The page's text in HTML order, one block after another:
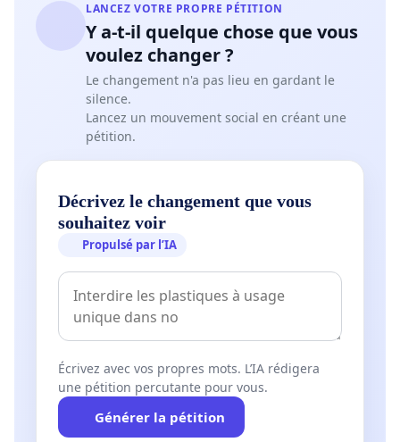
LANCEZ VOTRE PROPRE PÉTITION
Y a-t-il quelque chose que vous
voulez changer ?
Le changement n'a pas lieu en gardant le
silence.
Lancez un mouvement social en créant une
pétition.
Décrivez le changement que vous
souhaitez voir
Propulsé par l’IA
Écrivez avec vos propres mots. L’IA rédigera
une pétition percutante pour vous.
Générer la pétition